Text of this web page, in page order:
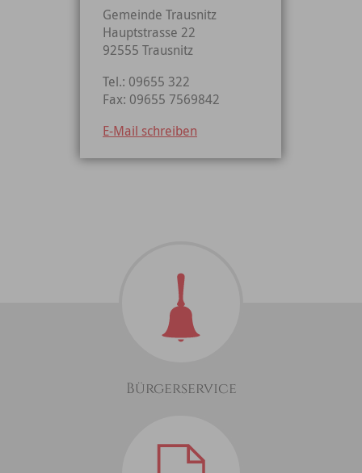
Gemeinde Trausnitz
Hauptstrasse 22
92555 Trausnitz
Tel.: 09655 322
Fax: 09655 7569842
E-Mail schreiben
Bürgerservice